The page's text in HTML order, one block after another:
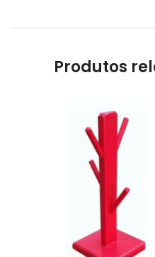
Produtos